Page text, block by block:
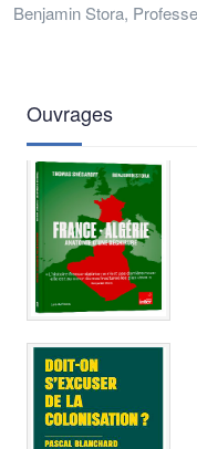
Benjamin Stora,
Ouvrages